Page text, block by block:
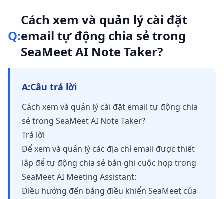
Q:
Cách xem và quản lý cài đặt
email tự động chia sẻ trong
SeaMeet AI Note Taker?
A:Câu trả lời
Cách xem và quản lý cài đặt email tự động chia
sẻ trong SeaMeet AI Note Taker?
Trả lời
Để xem và quản lý các địa chỉ email được thiết
lập để tự động chia sẻ bản ghi cuộc họp trong
SeaMeet AI Meeting Assistant:
Điều hướng đến bảng điều khiển SeaMeet của